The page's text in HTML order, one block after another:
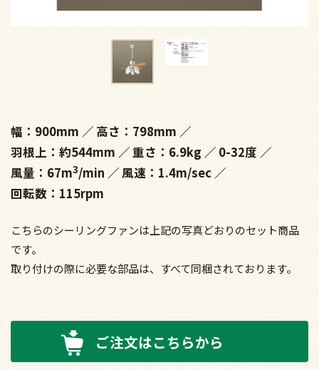
幅：900mm
高さ：798mm
羽根上：約544mm
重さ：6.9kg
0-32度
風量：67m3/min
風速：1.4m/sec
回転数：115rpm
こちらのシーリングファンは上記の写真どおりのセット商品
です。
取り付けの際に必要な部品は、すべて同梱されております。
ご注文はこちらから